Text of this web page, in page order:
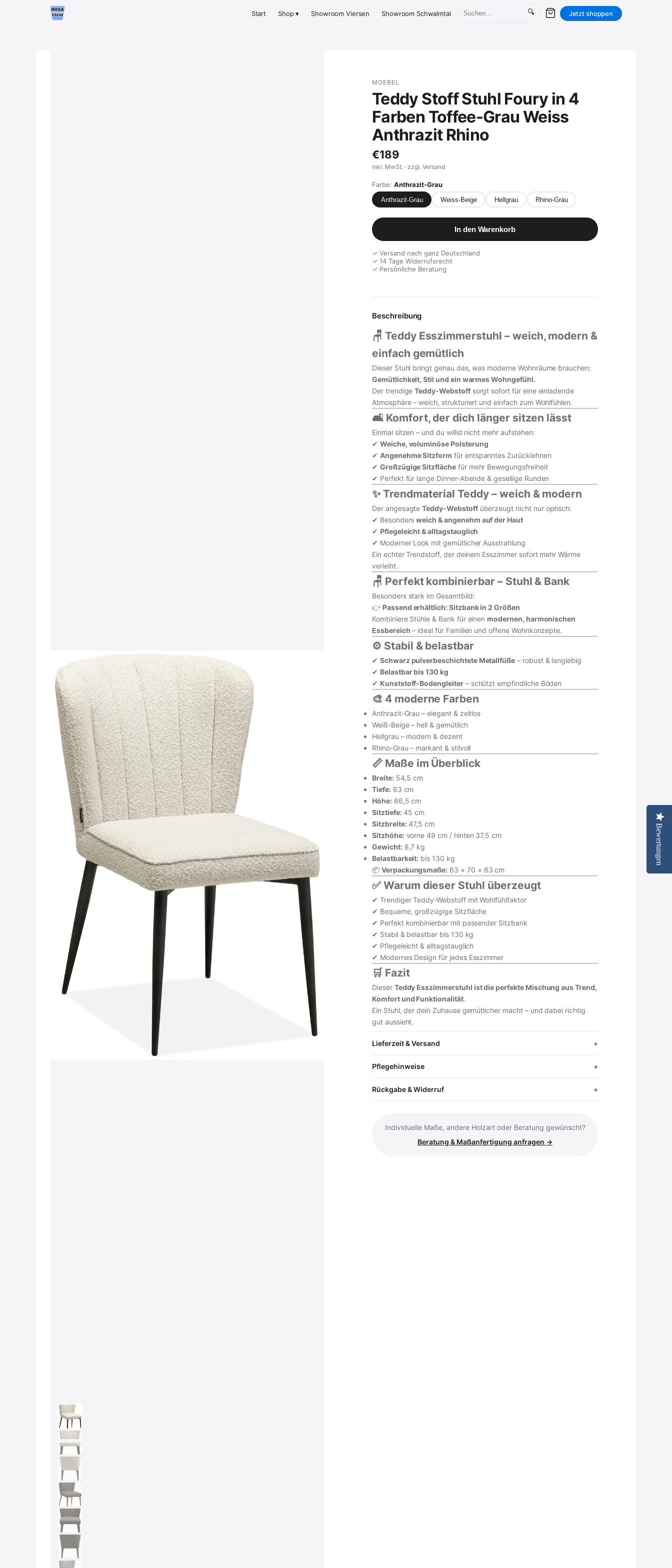
Bewertungen
Start Shop ▾ Showroom Viersen Showroom Schwalmtal 🔍 Jetzt shoppen
MOEBEL
Teddy Stoff Stuhl Foury in 4
Farben Toffee-Grau Weiss
Anthrazit Rhino
€189
inkl. MwSt. · zzgl. Versand
Farbe: Anthrazit-Grau
Anthrazit-Grau Weiss-Beige Hellgrau Rhino-Grau
In den Warenkorb
✓ Versand nach ganz Deutschland
✓ 14 Tage Widerrufsrecht
✓ Persönliche Beratung
Beschreibung
🪑 Teddy Esszimmerstuhl – weich, modern &
einfach gemütlich
Dieser Stuhl bringt genau das, was moderne Wohnräume brauchen:
Gemütlichkeit, Stil und ein warmes Wohngefühl.
Der trendigeTeddy-Webstoffsorgt sofort für eine einladende
Atmosphäre – weich, strukturiert und einfach zum Wohlfühlen.
🛋️ Komfort, der dich länger sitzen lässt
Einmal sitzen – und du willst nicht mehr aufstehen:
✔ Weiche, voluminöse Polsterung
✔ Angenehme Sitzform für entspanntes Zurücklehnen
✔ Großzügige Sitzflächefür mehr Bewegungsfreiheit
✔ Perfekt für lange Dinner-Abende & gesellige Runden
✨ Trendmaterial Teddy – weich & modern
Der angesagteTeddy-Webstoffüberzeugt nicht nur optisch:
✔ Besondersweich & angenehm auf der Haut
✔ Pflegeleicht & alltagstauglich
✔ Moderner Look mit gemütlicher Ausstrahlung
Ein echter Trendstoff, der deinem Esszimmer sofort mehr Wärme
verleiht.
🪑 Perfekt kombinierbar – Stuhl & Bank
Besonders stark im Gesamtbild:
👉 Passend erhältlich: Sitzbank in 2 Größen
Kombiniere Stühle & Bank für einen modernen, harmonischen
Essbereich – ideal für Familien und offene Wohnkonzepte.
⚙️ Stabil & belastbar
✔ Schwarz pulverbeschichtete Metallfüße – robust & langlebig
✔ Belastbar bis 130 kg
✔ Kunststoff-Bodengleiter– schützt empfindliche Böden
🎨 4 moderne Farben
Anthrazit-Grau – elegant & zeitlos
Weiß-Beige – hell & gemütlich
Hellgrau – modern & dezent
Rhino-Grau – markant & stilvoll
📏 Maße im Überblick
Breite: 54,5 cm
Tiefe: 63 cm
Höhe: 86,5 cm
Sitztiefe: 45 cm
Sitzbreite: 47,5 cm
Sitzhöhe: vorne 49 cm / hinten 37,5 cm
Gewicht: 8,7 kg
Belastbarkeit: bis 130 kg
📦 Verpackungsmaße: 63 × 70 × 63 cm
✅ Warum dieser Stuhl überzeugt
✔ Trendiger Teddy-Webstoff mit Wohlfühlfaktor
✔ Bequeme, großzügige Sitzfläche
✔ Perfekt kombinierbar mit passender Sitzbank
✔ Stabil & belastbar bis 130 kg
✔ Pflegeleicht & alltagstauglich
✔ Modernes Design für jedes Esszimmer
🛒 Fazit
Dieser Teddy Esszimmerstuhl ist die perfekte Mischung aus Trend,
Komfort und Funktionalität.
Ein Stuhl, der dein Zuhause gemütlicher macht – und dabei richtig
gut aussieht.
Lieferzeit & Versand
Pflegehinweise
Rückgabe & Widerruf
Individuelle Maße, andere Holzart oder Beratung gewünscht?
Beratung & Maßanfertigung anfragen →
inkl. MwSt. · zzgl. Versand
In den Warenkorb
Vollständige Produktseite ansehen Bewertungen